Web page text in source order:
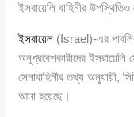
ইসরায়েলি বাহিনীর
ইসরায়েল (Israel)-এর
অনুপ্রবেশকারীদের ইসরায়েলি
সেনাবাহিনীর তথ্য অনুযায়ী,
আনা হয়েছে।